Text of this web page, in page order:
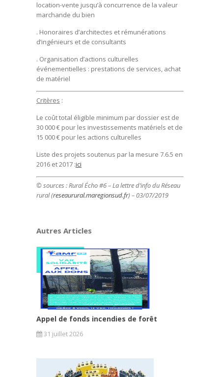
location-vente jusqu’à concurrence de la valeur
marchande du bien
. Honoraires d’architectes et rémunérations
d’ingénieurs et de consultants
. Organisation d’actions culturelles
événementielles : prestations de services, achat
de matériel
Critères :
Le coût total éligible minimum par dossier est de
30 000 € pour les investissements matériels et de
15 000 € pour les actions culturelles
Liste des projets soutenus par la mesure 7.6.5 en
2016 et 2017 :ici
© sources : Rural Écho #6 – La lettre d’info du Réseau
rural (reseaurural.maregionsud.fr) – 03/07/2019
Autres Articles
Appel de fonds incendies de forêt
31 juillet 2026